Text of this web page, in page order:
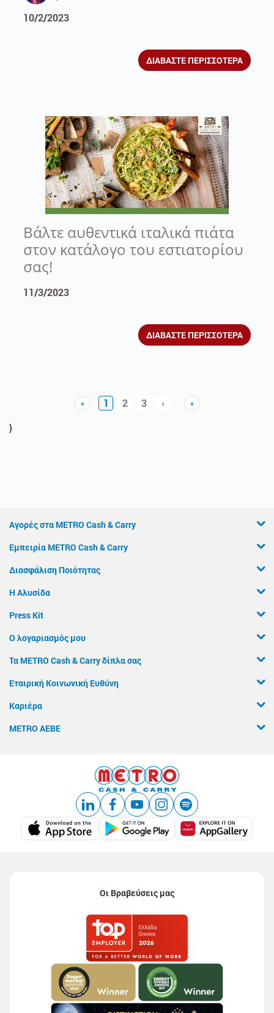
10/2/2023
ΔΙΑΒΑΣΤΕ ΠΕΡΙΣΣΟΤΕΡΑ
Βάλτε αυθεντικά ιταλικά πιάτα
στον κατάλογο του εστιατορίου
σας!
11/3/2023
ΔΙΑΒΑΣΤΕ ΠΕΡΙΣΣΟΤΕΡΑ
«Previous
1 2 3 ›Next »Next
}
Αγορές στα METRO Cash & Carry
Εμπειρία METRO Cash & Carry
Διασφάλιση Ποιότητας
Η Αλυσίδα
Press Kit
Ο λογαριασμός μου
Τα METRO Cash & Carry δίπλα σας
Εταιρική Κοινωνική Ευθύνη
Καριέρα
METRO ΑΕΒΕ
Οι Βραβεύσεις μας